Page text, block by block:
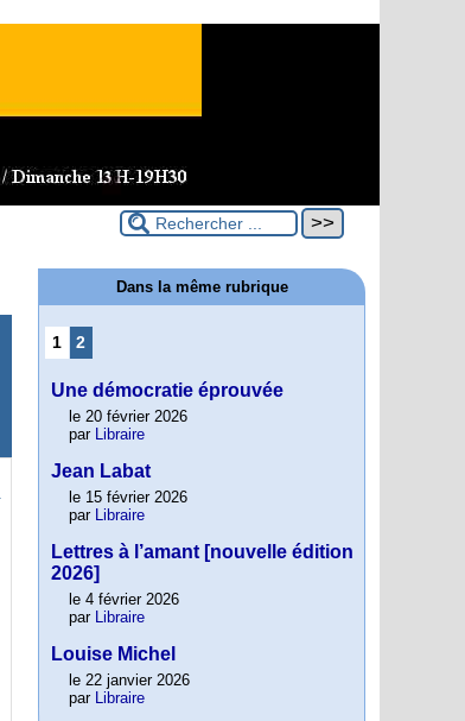
Dans la même rubrique
1 2
Une démocratie éprouvée
le 20 février 2026
par Libraire
Jean Labat
le 15 février 2026
par Libraire
Lettres à l’amant [nouvelle édition
2026]
le 4 février 2026
par Libraire
Louise Michel
le 22 janvier 2026
par Libraire